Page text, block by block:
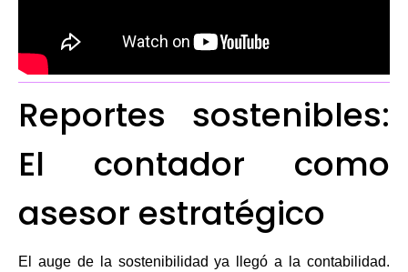
Reportes sostenibles:
El contador como
asesor estratégico
El auge de la sostenibilidad ya llegó a la contabilidad.